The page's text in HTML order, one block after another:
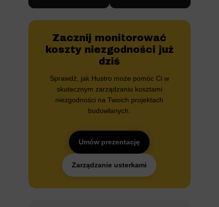
Zacznij monitorować
koszty niezgodności już
dziś
Sprawdź, jak Hustro może pomóc Ci w
skutecznym zarządzaniu kosztami
niezgodności na Twoich projektach
budowlanych.
Umów prezentację
Zarządzanie usterkami